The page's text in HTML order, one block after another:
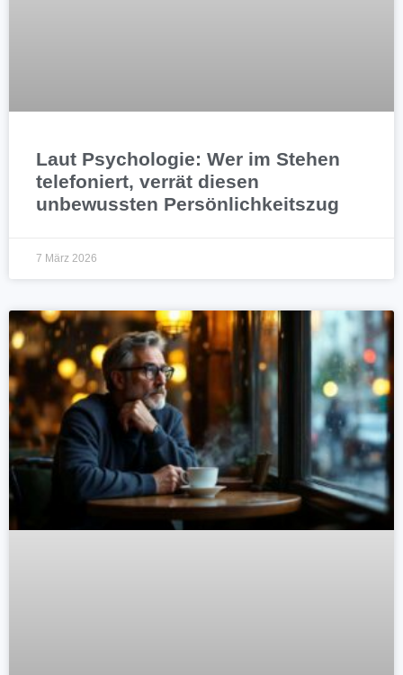
Laut Psychologie: Wer im Stehen
telefoniert, verrät diesen
unbewussten Persönlichkeitszug
7 März 2026